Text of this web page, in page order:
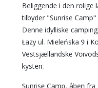
Beliggende i den
tilbyder "Sunrise
Denne idylliske
Łazy ul. Mieleńska 9 i
Vestsjællandske
kysten.
Sunrise Camp, åben